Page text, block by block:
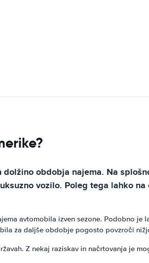
obdobja najema. Na
vozilo. Poleg tega lahko na
avtomobila izven sezone. Podobno je
za daljše obdobje pogosto povzroči
Z nekaj raziskav in načrtovanja je